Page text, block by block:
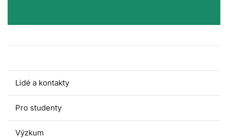
Lidé a kontakty
Pro studenty
Výzkum